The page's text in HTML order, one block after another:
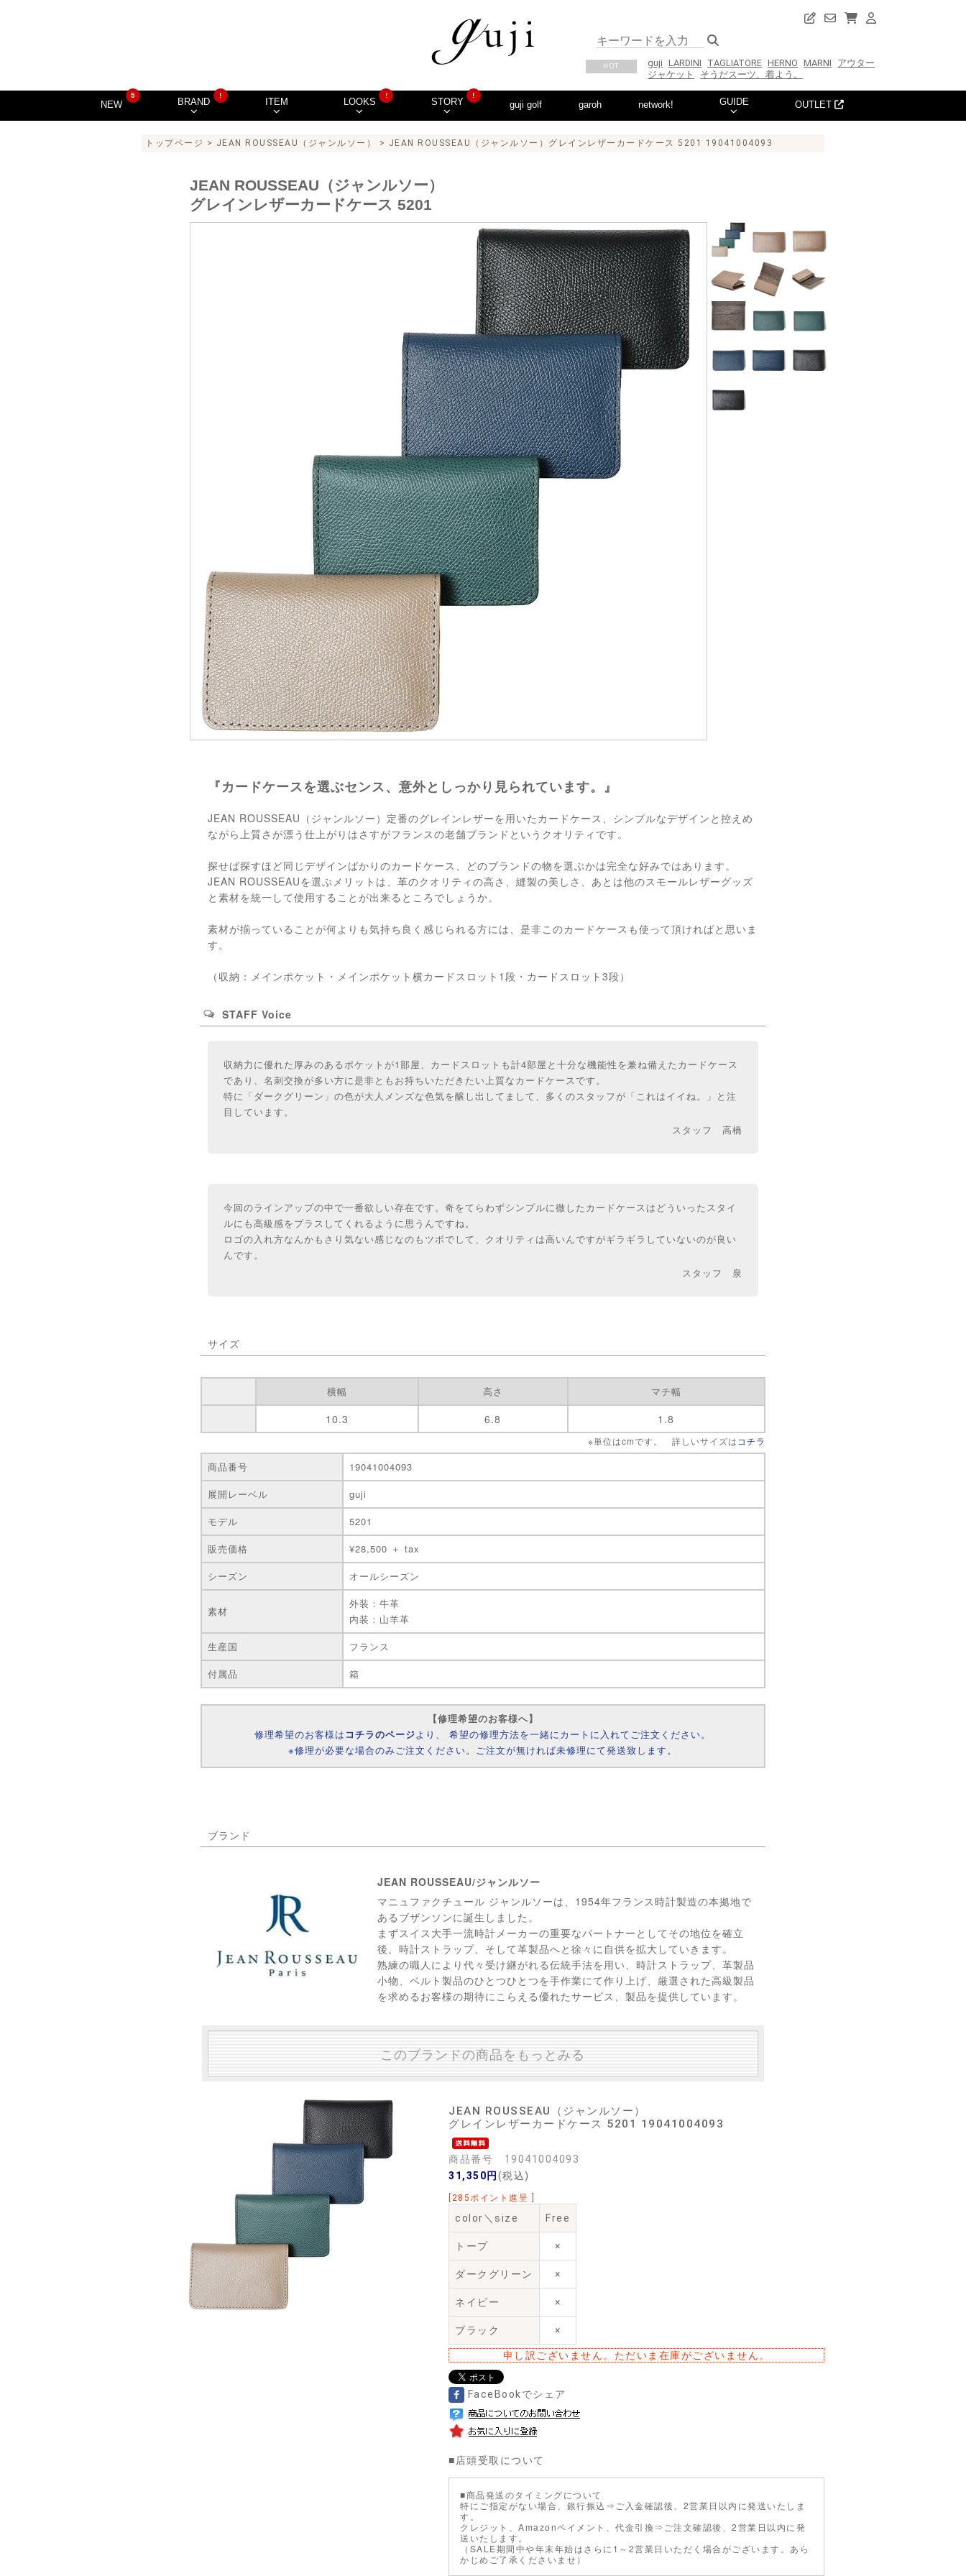
HOT guji LARDINI TAGLIATORE HERNO MARNI
アウター
ジャケット
そうだスーツ、着よう。
NEW
5
BRAND
!
ITEM LOOKS
!
STORY
!
guji golf garoh network! GUIDE OUTLET
トップページ > JEAN ROUSSEAU（ジャンルソー） > JEAN ROUSSEAU（ジャンルソー）グレインレザーカードケース 5201 19041004093
『カードケースを選ぶセンス、意外としっかり見られています。』
JEAN ROUSSEAU（ジャンルソー）定番のグレインレザーを用いたカードケース、シンプルなデザインと控えめ
ながら上質さが漂う仕上がりはさすがフランスの老舗ブランドというクオリティです。
探せば探すほど同じデザインばかりのカードケース、どのブランドの物を選ぶかは完全な好みではあります。
JEAN ROUSSEAUを選ぶメリットは、革のクオリティの高さ、縫製の美しさ、あとは他のスモールレザーグッズ
と素材を統一して使用することが出来るところでしょうか。
素材が揃っていることが何よりも気持ち良く感じられる方には、是非このカードケースも使って頂ければと思いま
す。
（収納：メインポケット・メインポケット横カードスロット1段・カードスロット3段）
STAFF Voice
収納力に優れた厚みのあるポケットが1部屋、カードスロットも計4部屋と十分な機能性を兼ね備えたカードケース
であり、名刺交換が多い方に是非ともお持ちいただきたい上質なカードケースです。
特に「ダークグリーン」の色が大人メンズな色気を醸し出してまして、多くのスタッフが「これはイイね。」と注
目しています。
スタッフ 高橋
今回のラインアップの中で一番欲しい存在です。奇をてらわずシンプルに徹したカードケースはどういったスタイ
ルにも高級感をプラスしてくれるように思うんですね。
ロゴの入れ方なんかもさり気ない感じなのもツボでして、クオリティは高いんですがギラギラしていないのが良い
んです。
スタッフ 泉
サイズ
横幅 高さ マチ幅
10.3 6.8 1.8
※単位はcmです。 詳しいサイズは コチラ
商品番号
19041004093
展開レーベル
guji
モデル
5201
販売価格
¥28,500 ＋ tax
シーズン
オールシーズン
素材
外装：牛革
内装：山羊革
生産国
フランス
付属品
箱
【修理希望のお客様へ】
修理希望のお客様は コチラのページより、 希望の修理方法を一緒にカートに入れてご注文ください。
※修理が必要な場合のみご注文ください。ご注文が無ければ未修理にて発送致します。
ブランド
JEAN ROUSSEAU/ジャンルソー
マニュファクチュール ジャンルソーは、1954年フランス時計製造の本拠地で
あるブザンソンに誕生しました。
まずスイス大手一流時計メーカーの重要なパートナーとしてその地位を確立
後、時計ストラップ、そして革製品へと徐々に自供を拡大していきます。
熟練の職人により代々受け継がれる伝統手法を用い、時計ストラップ、革製品
小物、ベルト製品のひとつひとつを手作業にて作り上げ、厳選された高級製品
を求めるお客様の期待にこらえる優れたサービス、製品を提供しています。
このブランドの商品をもっとみる
JEAN ROUSSEAU（ジャンルソー）
グレインレザーカードケース 5201 19041004093
商品番号 19041004093
31,350円 (税込)
[285ポイント進呈 ]
color＼size Free
トープ ×
ダークグリーン ×
ネイビー ×
ブラック ×
申し訳ございません。ただいま在庫がございません。
FaceBookでシェア
■店頭受取について
■商品発送のタイミングについて
特にご指定がない場合、銀行振込⇒ご入金確認後、2営業日以内に発送いたしま
す。
クレジット、Amazonペイメント、代金引換⇒ご注文確認後、2営業日以内に発
送いたします。
（SALE期間中や年末年始はさらに1～2営業日いただく場合がございます。あら
かじめご了承くださいませ）